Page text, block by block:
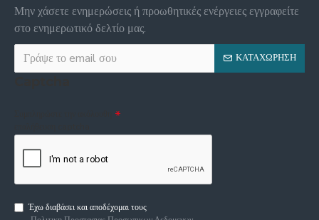
Μην χάσετε ενημερώσεις ή προωθητικές ενέργειες εγγραφείτε
στο ενημερωτικό δελτίο μας.
ΚΑΤΑΧΏΡΗΣΗ
Έχω διαβάσει και αποδέχομαι τους